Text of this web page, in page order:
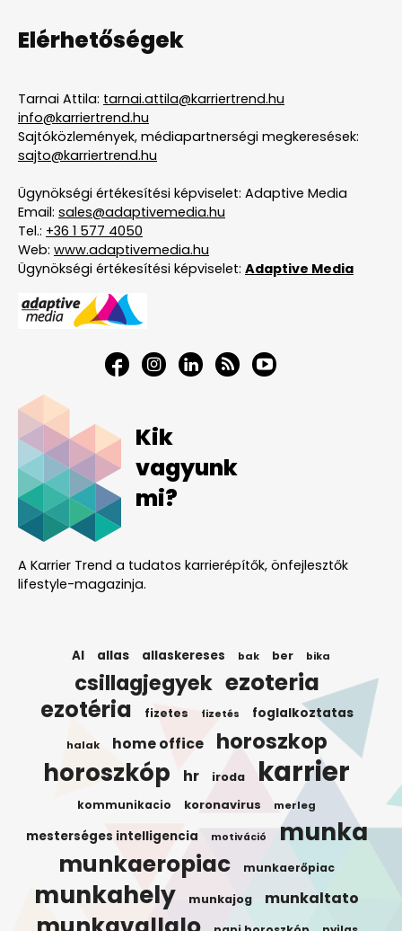
Elérhetőségek
Tarnai Attila: tarnai.attila@karriertrend.hu
info@karriertrend.hu
Sajtóközlemények, médiapartnerségi megkeresések:
sajto@karriertrend.hu
Ügynökségi értékesítési képviselet: Adaptive Media
Email: sales@adaptivemedia.hu
Tel.: +36 1 577 4050
Web: www.adaptivemedia.hu
Ügynökségi értékesítési képviselet: Adaptive Media
Kik
vagyunk
mi?
A Karrier Trend a tudatos karrierépítők, önfejlesztők
lifestyle-magazinja.
AI allas allaskereses bak ber bika
csillagjegyek ezoteria
ezotéria fizetes fizetés foglalkoztatas
halak home office horoszkop
horoszkóp hr iroda karrier
kommunikacio koronavirus merleg
mesterséges intelligencia motiváció munka
munkaeropiac munkaerőpiac
munkahely munkajog munkaltato